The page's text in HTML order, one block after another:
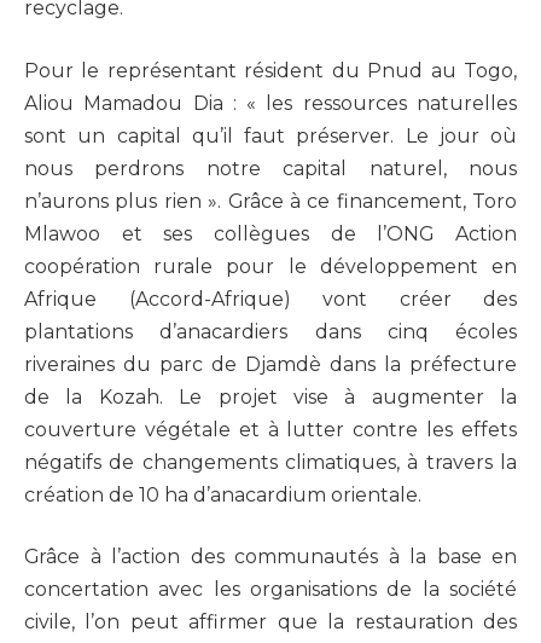
recyclage.
Pour le représentant résident du Pnud au Togo,
Aliou Mamadou Dia : « les ressources naturelles
sont un capital qu’il faut préserver. Le jour où
nous perdrons notre capital naturel, nous
n’aurons plus rien ». Grâce à ce financement, Toro
Mlawoo et ses collègues de l’ONG Action
coopération rurale pour le développement en
Afrique (Accord-Afrique) vont créer des
plantations d’anacardiers dans cinq écoles
riveraines du parc de Djamdè dans la préfecture
de la Kozah. Le projet vise à augmenter la
couverture végétale et à lutter contre les effets
négatifs de changements climatiques, à travers la
création de 10 ha d’anacardium orientale.
Grâce à l’action des communautés à la base en
concertation avec les organisations de la société
civile, l’on peut affirmer que la restauration des